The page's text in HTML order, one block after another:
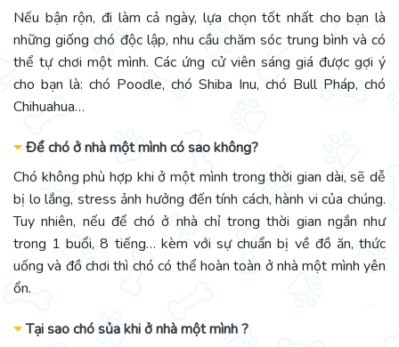
Nếu bận rộn, đi làm cả ngày, lựa chọn tốt nhất cho bạn là
những giống chó độc lập, nhu cầu chăm sóc trung bình và có
thể tự chơi một mình. Các ứng cử viên sáng giá được gợi ý
cho bạn là: chó Poodle, chó Shiba Inu, chó Bull Pháp, chó
Chihuahua…
Để chó ở nhà một mình có sao không?
Chó không phù hợp khi ở một mình trong thời gian dài, sẽ dễ
bị lo lắng, stress ảnh hưởng đến tính cách, hành vi của chúng.
Tuy nhiên, nếu để chó ở nhà chỉ trong thời gian ngắn như
trong 1 buổi, 8 tiếng… kèm với sự chuẩn bị về đồ ăn, thức
uống và đồ chơi thì chó có thể hoàn toàn ở nhà một mình yên
ổn.
Tại sao chó sủa khi ở nhà một mình ?